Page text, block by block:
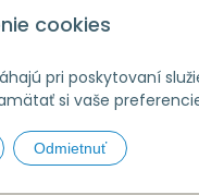
cookies
pri poskytovaní
si vaše
Odmietnuť
Adresa: